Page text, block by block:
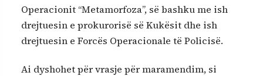
Operacionit “Metamorfoza”, së bashku me ish
drejtuesin e prokurorisë së Kukësit dhe ish
drejtuesin e Forcës Operacionale të Policisë.
Ai dyshohet për vrasje për maramendim, si